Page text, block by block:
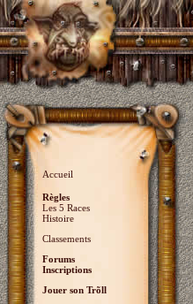
Accueil
Règles
Les 5 Races
Histoire
Classements
Forums
Inscriptions
Jouer son Trõll